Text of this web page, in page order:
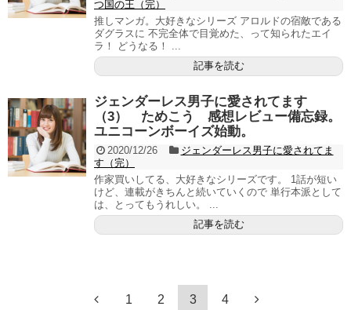
つ国の王（完）
推しマンガ。大好きなシリーズ アロルドの宿敵である
ダグラスに 不完全体で目覚めた、って知られたエイ
ラ！ どうなる！ ...
記事を読む
ジェンダーレス男子に愛されてます
（3） ためこう 感想レビュー備忘録。
ユニコーンボーイズ始動。
2020/12/26
ジェンダーレス男子に愛されてま
す（完）
作家買いしてる、大好きなシリーズです。 1話が短い
けど、連載がきちんと続いていくので 単行本派として
は、とってもうれしい。 ...
記事を読む
1 2 3 4